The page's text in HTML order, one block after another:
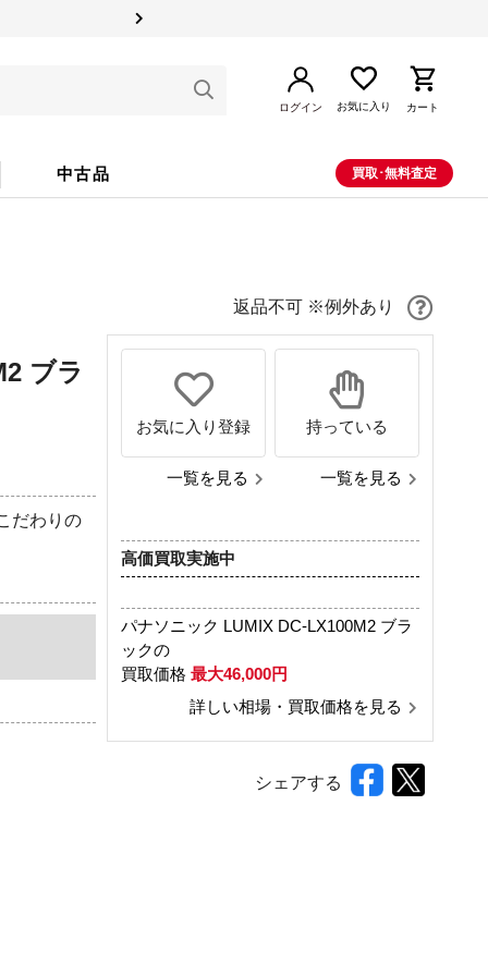
ログイン お気に入り カート
中古品 買取･無料査定
ブラ
だわりの
返品不可 ※例外あり
お気に入り登録
一覧を見る
持っている
一覧を見る
高価買取実施中
パナソニック LUMIX DC-LX100M2 ブラ
ックの
買取価格 最大46,000円
詳しい相場・買取価格を見る
シェアする